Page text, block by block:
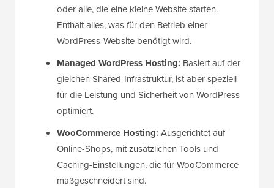
oder alle, die eine kleine Website starten.
Enthält alles, was für den Betrieb einer
WordPress-Website benötigt wird.
Managed WordPress Hosting: Basiert auf der
gleichen Shared-Infrastruktur, ist aber speziell
für die Leistung und Sicherheit von WordPress
optimiert.
WooCommerce Hosting: Ausgerichtet auf
Online-Shops, mit zusätzlichen Tools und
Caching-Einstellungen, die für WooCommerce
maßgeschneidert sind.